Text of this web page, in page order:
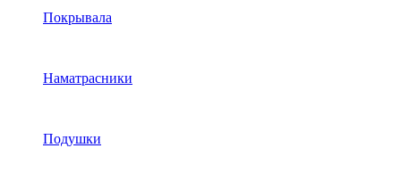
Покрывала
Наматрасники
Подушки